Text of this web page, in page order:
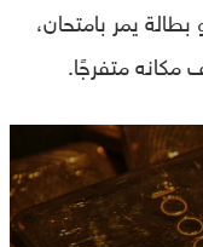
يمر بامتحان،
مكانه متفرجًا.
seconds
of
0